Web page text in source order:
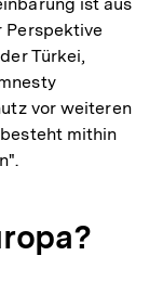
ist aus
Türkei,
vor weiteren
mithin